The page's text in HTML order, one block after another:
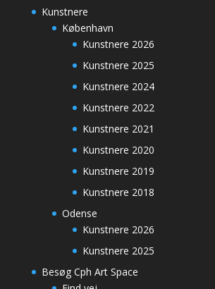
Kunstnere
København
Kunstnere 2026
Kunstnere 2025
Kunstnere 2024
Kunstnere 2022
Kunstnere 2021
Kunstnere 2020
Kunstnere 2019
Kunstnere 2018
Odense
Kunstnere 2026
Kunstnere 2025
Besøg Cph Art Space